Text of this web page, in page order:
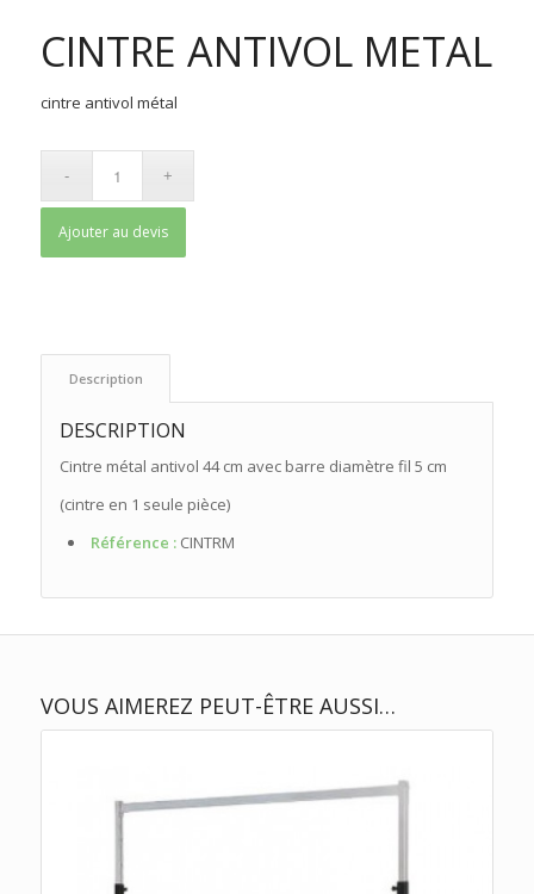
CINTRE ANTIVOL METAL
cintre antivol métal
Ajouter au devis
Description
DESCRIPTION
Cintre métal antivol 44 cm avec barre diamètre fil 5 cm
(cintre en 1 seule pièce)
Référence :CINTRM
VOUS AIMEREZ PEUT-ÊTRE AUSSI…